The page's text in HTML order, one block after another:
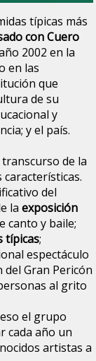
típicas más
con Cuero
2002 en la
en las
que
de su
y
y el país.
transcurso de la
del
laexposición
canto y baile;
típicas;
espectáculo
Gran Pericón
al grito
el grupo
cada año un
artistas a